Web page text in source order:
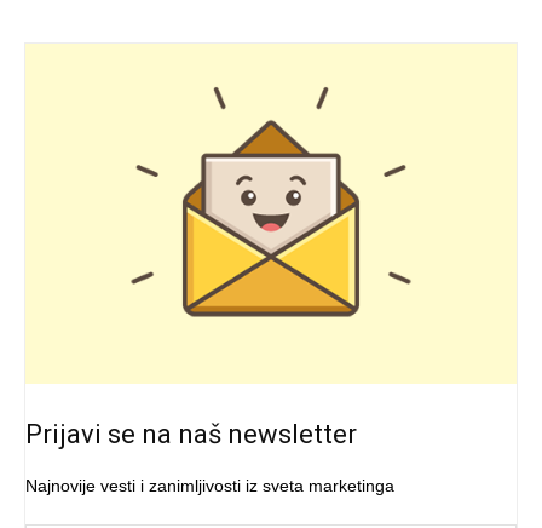
Prijavi se na naš newsletter
Najnovije vesti i zanimljivosti iz sveta marketinga